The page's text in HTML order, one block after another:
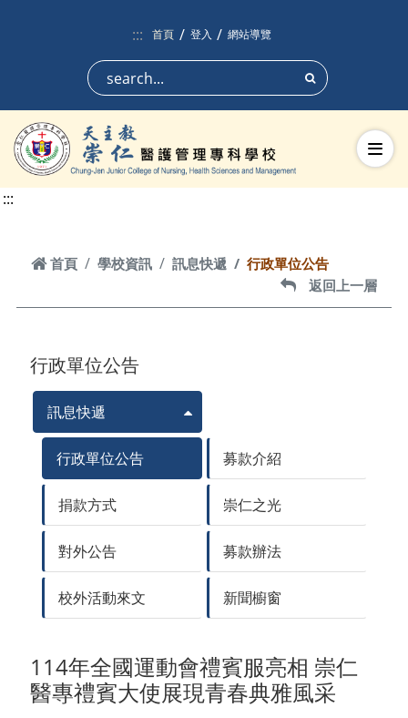
:::
首頁 登入 網站導覽
搜尋
切換
:::
首頁
首頁 學校資訊 訊息快遞 行政單位公告
返回上一層
返回上一層
行政單位公告
訊息快遞
行政單位公告 募款介紹
捐款方式 崇仁之光
對外公告 募款辦法
校外活動來文 新聞櫥窗
114年全國運動會禮賓服亮相 崇仁
醫專禮賓大使展現青春典雅風采